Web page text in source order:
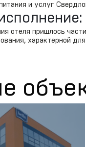
и услуг
отеля пришлось
характерной